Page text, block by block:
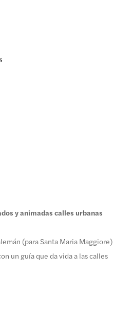
y animadas calles urbanas
(para Santa Maria Maggiore)
un guía que da vida a las calles